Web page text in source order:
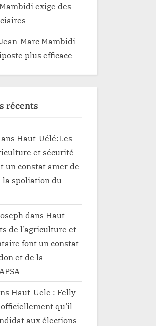
exige des
Marc Mambidi
plus efficace
récents
Haut-Uélé:Les
et sécurité
un constat amer de
la spoliation du
dans Haut-
de l’agriculture et
font un constat
et de la
Haut-Uele : Felly
qu’il
aux élections